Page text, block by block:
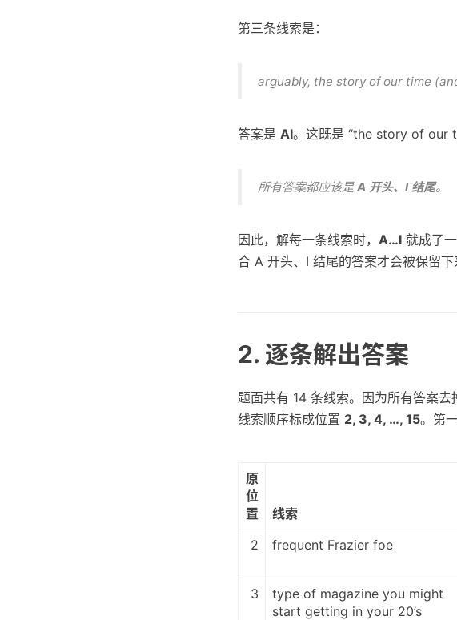
第三条线索是：
arguably, the story of our time
答案是 AI。这既是 “the story of our
所有答案都应该是A 开头、I 结尾。
因此，解每一条线索时， A…I 就成了
合 A 开头、I 结尾的答案才会被保留下
2. 逐条解出答案
题面共有 14 条线索。因为所有答案
线索顺序标成位置 2, 3, 4, …, 15。第
原
位
置
线索
2
frequent Frazier foe
3
type of magazine you might
start getting in your 20’s